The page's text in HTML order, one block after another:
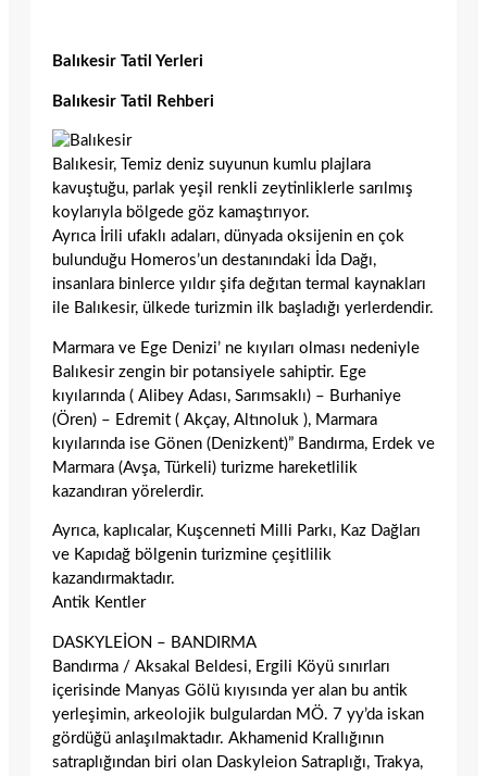
Balıkesir Tatil Yerleri
Balıkesir Tatil Rehberi
Balıkesir, Temiz deniz suyunun kumlu plajlara
kavuştuğu, parlak yeşil renkli zeytinliklerle sarılmış
koylarıyla bölgede göz kamaştırıyor.
Ayrıca İrili ufaklı adaları, dünyada oksijenin en çok
bulunduğu Homeros’un destanındaki İda Dağı,
insanlara binlerce yıldır şifa değıtan termal kaynakları
ile Balıkesir, ülkede turizmin ilk başladığı yerlerdendir.
Marmara ve Ege Denizi’ ne kıyıları olması nedeniyle
Balıkesir zengin bir potansiyele sahiptir. Ege
kıyılarında ( Alibey Adası, Sarımsaklı) – Burhaniye
(Ören) – Edremit ( Akçay, Altınoluk ), Marmara
kıyılarında ise Gönen (Denizkent)” Bandırma, Erdek ve
Marmara (Avşa, Türkeli) turizme hareketlilik
kazandıran yörelerdir.
Ayrıca, kaplıcalar, Kuşcenneti Milli Parkı, Kaz Dağları
ve Kapıdağ bölgenin turizmine çeşitlilik
kazandırmaktadır.
Antik Kentler
DASKYLEİON – BANDIRMA
Bandırma / Aksakal Beldesi, Ergili Köyü sınırları
içerisinde Manyas Gölü kıyısında yer alan bu antik
yerleşimin, arkeolojik bulgulardan MÖ. 7 yy’da iskan
gördüğü anlaşılmaktadır. Akhamenid Krallığının
satraplığından biri olan Daskyleion Satraplığı, Trakya,